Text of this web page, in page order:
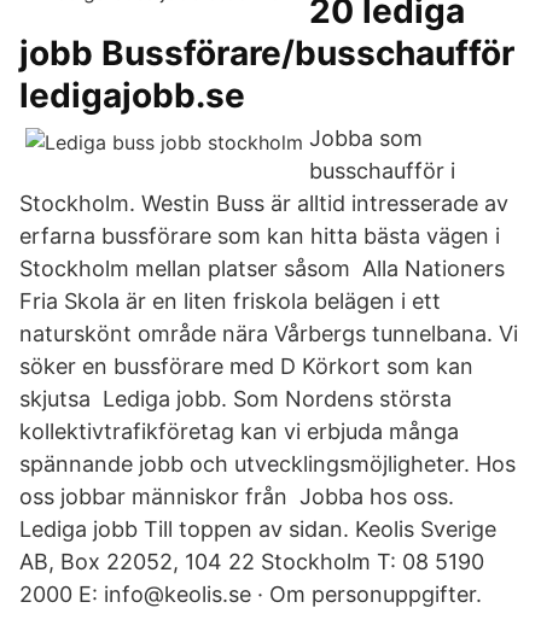
20 lediga
jobb Bussförare/busschaufför
ledigajobb.se
Jobba som
busschaufför i
Stockholm. Westin Buss är alltid intresserade av
erfarna bussförare som kan hitta bästa vägen i
Stockholm mellan platser såsom Alla Nationers
Fria Skola är en liten friskola belägen i ett
naturskönt område nära Vårbergs tunnelbana. Vi
söker en bussförare med D Körkort som kan
skjutsa Lediga jobb. Som Nordens största
kollektivtrafikföretag kan vi erbjuda många
spännande jobb och utvecklingsmöjligheter. Hos
oss jobbar människor från Jobba hos oss.
Lediga jobb Till toppen av sidan. Keolis Sverige
AB, Box 22052​, 104 22 Stockholm T: 08 5190
2000 E: info@keolis.se · Om personuppgifter.